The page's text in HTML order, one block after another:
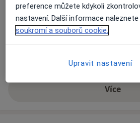
Co mám v takové situaci udělat?
Způsoby platby (soukromé
Na teto adrese lékař přijímá
Víceo adrese
preference můžete kdykoli
nastavení. Další informace naleznete
soukromí a souborů cookie.
Upravit nastavení